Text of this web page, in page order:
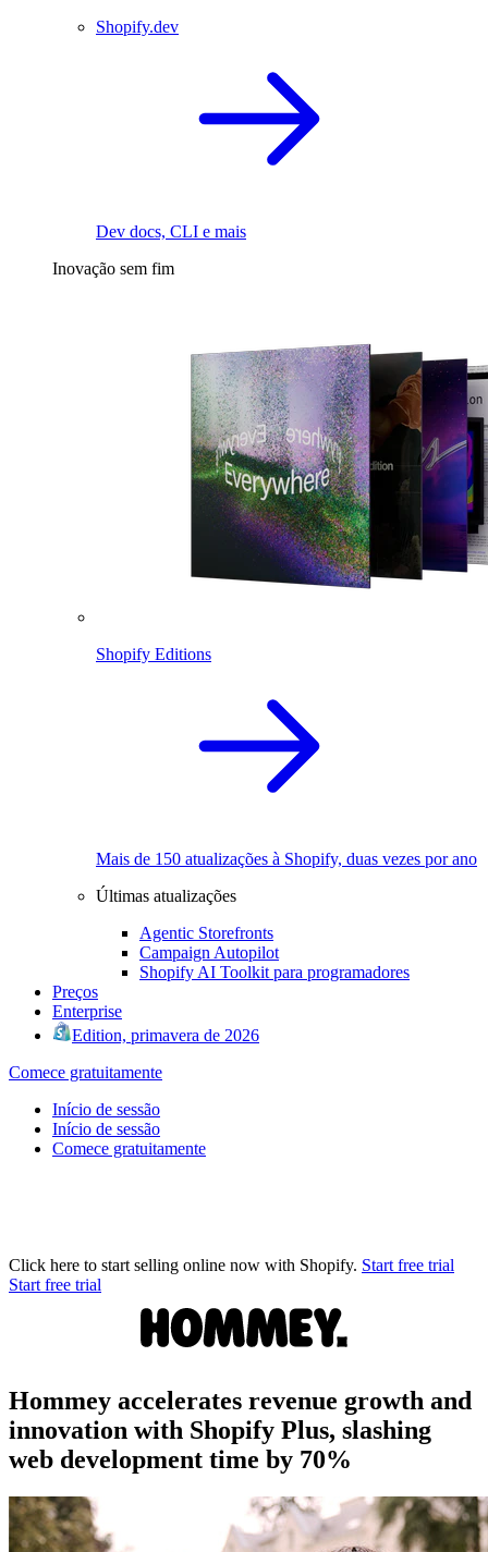
Shopify.dev
Dev docs, CLI e mais
Inovação sem fim
Shopify Editions
Mais de 150 atualizações à Shopify, duas vezes por ano
Últimas atualizações
Agentic Storefronts
Campaign Autopilot
Shopify AI Toolkit para programadores
Preços
Enterprise
Edition, primavera de 2026
Comece gratuitamente
Início de sessão
Início de sessão
Comece gratuitamente
Click here to start selling online now with Shopify. Start free trial
Start free trial
Hommey accelerates revenue growth and
innovation with Shopify Plus, slashing
web development time by 70%